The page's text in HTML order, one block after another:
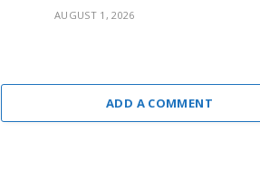
AUGUST 1, 2026
ADD A COMMENT